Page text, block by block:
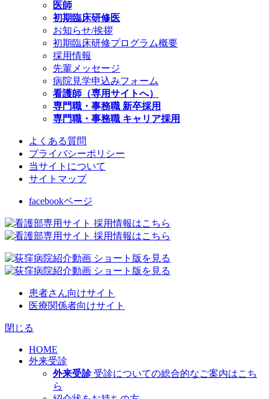
医師
初期臨床研修医
お知らせ/挨拶
初期臨床研修プログラム概要
採用情報
先輩メッセージ
病院見学申込みフォーム
看護師（専用サイトへ）
専門職・事務職 新卒採用
専門職・事務職 キャリア採用
よくある質問
プライバシーポリシー
当サイトについて
サイトマップ
facebookページ
患者さん向けサイト
医療関係者向けサイト
閉じる
HOME
外来受診
外来受診 受診についての総合的なご案内はこち
ら